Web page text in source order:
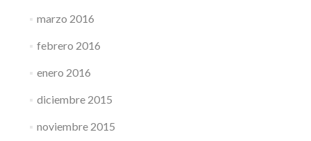
marzo 2016
febrero 2016
enero 2016
diciembre 2015
noviembre 2015